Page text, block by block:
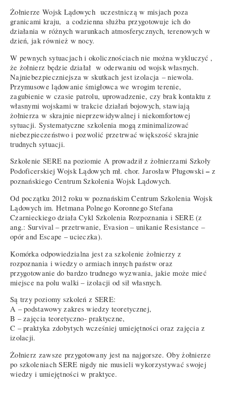
Żołnierze Wojsk Lądowych uczestniczą w misjach poza
granicami kraju, a codzienna służba przygotowuje ich do
działania w różnych warunkach atmosferycznych, terenowych w
dzień, jak również w nocy.
W pewnych sytuacjach i okolicznościach nie można wykluczyć ,
że żołnierz będzie działał w oderwaniu od wojsk własnych.
Najniebezpieczniejsza w skutkach jest izolacja – niewola.
Przymusowe lądowanie śmigłowca we wrogim terenie,
zagubienie w czasie patrolu, uprowadzenie, czy brak kontaktu z
własnymi wojskami w trakcie działań bojowych, stawiają
żołnierza w skrajnie nieprzewidywalnej i niekomfortowej
sytuacji. Systematyczne szkolenia mogą zminimalizować
niebezpieczeństwo i pozwolić przetrwać większość skrajnie
trudnych sytuacji.
Szkolenie SERE na poziomie A prowadził z żołnierzami Szkoły
Podoficerskiej Wojsk Lądowych mł. chor. Jarosław Pługowski – z
poznańskiego Centrum Szkolenia Wojsk Lądowych.
Od początku 2012 roku w poznańskim Centrum Szkolenia Wojsk
Lądowych im. Hetmana Polnego Koronnego Stefana
Czarnieckiego działa Cykl Szkolenia Rozpoznania i SERE (z
ang.: Survival – przetrwanie, Evasion – unikanie Resistance –
opór and Escape – ucieczka).
Komórka odpowiedzialna jest za szkolenie żołnierzy z
rozpoznania i wiedzy o armiach innych państw oraz
przygotowanie do bardzo trudnego wyzwania, jakie może mieć
miejsce na polu walki – izolacji od sił własnych.
Są trzy poziomy szkoleń z SERE:
A – podstawowy zakres wiedzy teoretycznej,
B – zajęcia teoretyczno- praktyczne,
C – praktyka zdobytych wcześniej umiejętności oraz zajęcia z
izolacji.
Żołnierz zawsze przygotowany jest na najgorsze. Oby żołnierze
po szkoleniach SERE nigdy nie musieli wykorzystywać swojej
wiedzy i umiejętności w praktyce.